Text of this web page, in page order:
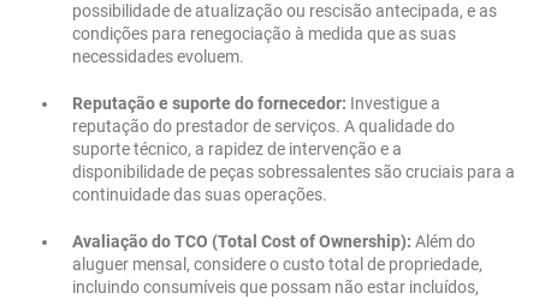
possibilidade de atualização ou rescisão antecipada, e as
condições para renegociação à medida que as suas
necessidades evoluem.
Reputação e suporte do fornecedor: Investigue a
reputação do prestador de serviços. A qualidade do
suporte técnico, a rapidez de intervenção e a
disponibilidade de peças sobressalentes são cruciais para a
continuidade das suas operações.
Avaliação do TCO (Total Cost of Ownership): Além do
aluguer mensal, considere o custo total de propriedade,
incluindo consumíveis que possam não estar incluídos,